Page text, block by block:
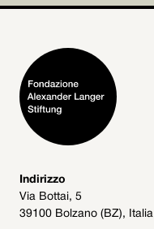
Indirizzo
Via Bottai, 5
39100 Bolzano (BZ), Italia